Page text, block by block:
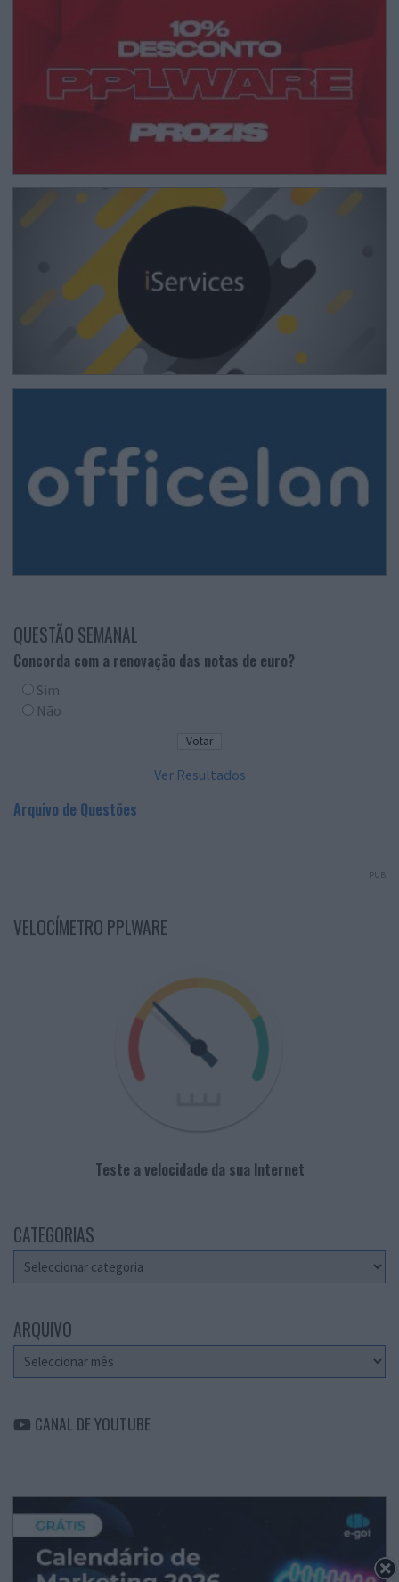
QUESTÃO SEMANAL
Concorda com a renovação das notas de euro?
Sim
Não
Ver Resultados
Arquivo de Questões
PUB
VELOCÍMETRO PPLWARE
Teste a velocidade da sua Internet
CATEGORIAS
Categorias
ARQUIVO
Arquivo
CANAL DE YOUTUBE